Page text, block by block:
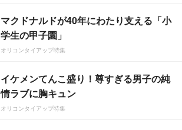
マクドナルドが40年にわたり支える「小
学生の甲子園」
オリコンタイアップ特集
イケメンてんこ盛り！尊すぎる男子の純
情ラブに胸キュン
オリコンタイアップ特集